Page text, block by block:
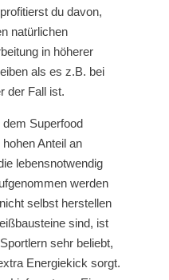
du davon,
natürlichen
in höherer
als es z.B. bei
der Fall ist.
Superfood
Anteil an
lebensnotwendig
werden
selbst herstellen
sind, ist
sehr beliebt,
Energiekick sorgt.